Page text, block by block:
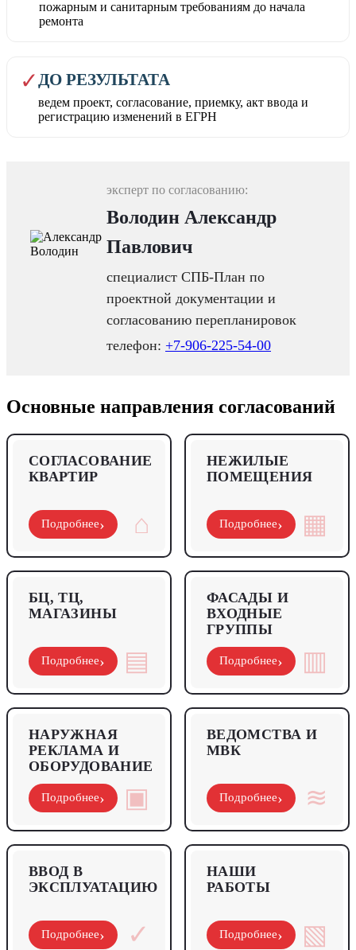
пожарным и санитарным требованиям до начала
ремонта
✓ ДО РЕЗУЛЬТАТА
ведем проект, согласование, приемку, акт ввода и
регистрацию изменений в ЕГРН
эксперт по согласованию:
Володин Александр
Павлович
специалист СПБ-План по
проектной документации и
согласованию перепланировок
телефон: +7-906-225-54-00
Основные направления согласований
СОГЛАСОВАНИЕ
КВАРТИР
Подробнее› ⌂
НЕЖИЛЫЕ
ПОМЕЩЕНИЯ
Подробнее› ▦
БЦ, ТЦ,
МАГАЗИНЫ
Подробнее› ▤
ФАСАДЫ И
ВХОДНЫЕ
ГРУППЫ
Подробнее› ▥
НАРУЖНАЯ
РЕКЛАМА И
ОБОРУДОВАНИЕ
Подробнее› ▣
ВЕДОМСТВА И
МВК
Подробнее› ≋
ВВОД В
ЭКСПЛУАТАЦИЮ
Подробнее› ✓
НАШИ
РАБОТЫ
Подробнее› ▧